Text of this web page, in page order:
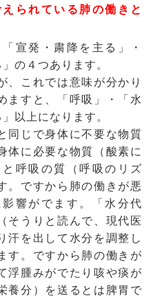
られている肺の働きと
宣発・粛降を主る」・
の４つあります。
、これでは意味が分かり
ますと、「呼吸」・「水
以上になります。
同じで身体に不要な物質
体に必要な物質（酸素に
呼吸の質（呼吸のリズ
。ですから肺の働きが悪
響がでます。「水分代
そうりと読んで、現代医
汗を出して水分を調整し
す。ですから肺の働きが
浮腫みがでたり咳や痰が
養分）を送るとは脾胃で